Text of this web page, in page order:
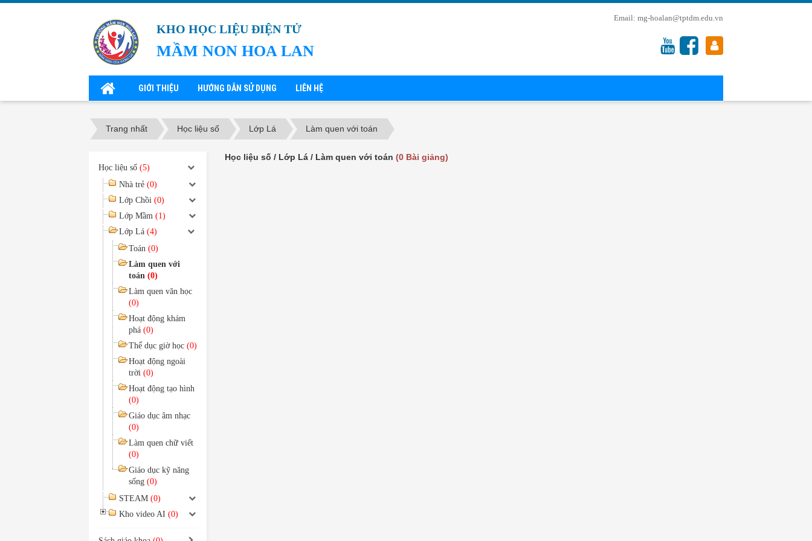
KHO HỌC LIỆU ĐIỆN TỬ
MẦM NON HOA LAN
GIỚI THIỆU HƯỚNG DẪN SỬ DỤNG LIÊN HỆ
mg-hoalan@tptdm.edu.vn
Trang nhất Học liệu số Lớp Lá Làm quen với toán
Học liệu số / Lớp Lá / Làm quen với toán (0 Bài giảng)
Học liệu số (5)
Nhà trẻ (0)
Lớp Chồi (0)
Lớp Mầm (1)
Lớp Lá (4)
Toán (0)
Làm quen với
toán (0)
Làm quen văn học
(0)
Hoạt động khám
phá (0)
Thể dục giờ học (0)
Hoạt động ngoài
trời (0)
Hoạt động tạo hình
(0)
Giáo dục âm nhạc
(0)
Làm quen chữ viết
(0)
Giáo dục kỹ năng
sống (0)
STEAM (0)
Kho video AI (0)